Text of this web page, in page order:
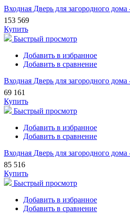
Входная Дверь для загородного
153 569
Купить
Быстрый просмотр
Добавить в избранное
Добавить в сравнение
Входная Дверь для загородного
69 161
Купить
Быстрый просмотр
Добавить в избранное
Добавить в сравнение
Входная Дверь для загородного
85 516
Купить
Быстрый просмотр
Добавить в избранное
Добавить в сравнение